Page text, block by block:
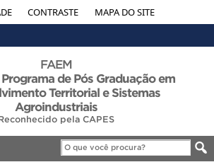
CONTRASTE MAPA DO SITE
FAEM
Programa de Pós Graduação em
Territorial e Sistemas
Agroindustriais
pela CAPES